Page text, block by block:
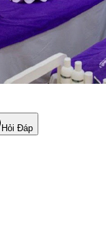
Hỏi Đáp